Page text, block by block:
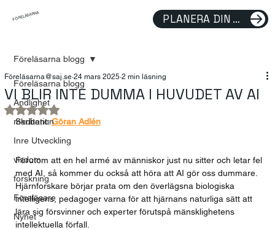
FÖRELÄSARNA PLANERA DIN FÖRELÄSNING
Föreläsarna blogg
Andlighet
meditation
Inre Utveckling
visdom
forskning
Föreläsare
Nyhet
Föreläsarna blogg
VI BLIR INTE DUMMA I HUVUDET AV AI
Föreläsarna@saj.se 24 mars 2025 2 min läsning
Betygsatt till NaN av 5 stjärnor.
Skribent: Göran Adlén
Förutom att en hel armé av människor just nu sitter och letar fel
med AI, så kommer du också att höra att AI gör oss dummare.
Hjärnforskare börjar prata om den överlägsna biologiska
intelligens, pedagoger varna för att hjärnans naturliga sätt att
lära sig försvinner och experter förutspå mänsklighetens
intellektuella förfall.